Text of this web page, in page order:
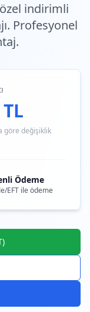
indirimli
Profesyonel
göre değişiklik
Ödeme
EFT ile ödeme